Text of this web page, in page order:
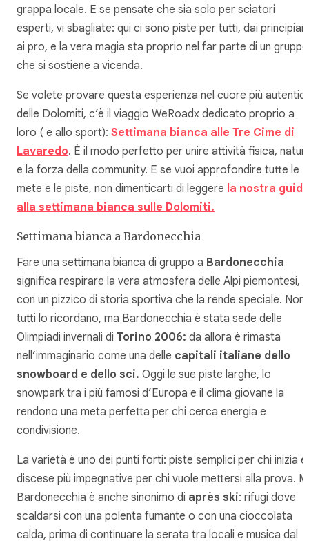
grappa locale. E se pensate che sia solo per sciatori
esperti, vi sbagliate: qui ci sono piste per tutti, dai
ai pro, e la vera magia sta proprio nel far parte di un gruppo
che si sostiene a vicenda.
Se volete provare questa esperienza nel cuore più
delle Dolomiti, c’è il viaggio WeRoadx dedicato proprio a
loro ( e allo sport): Settimana bianca alle Tre Cime di
Lavaredo. È il modo perfetto per unire attività fisica,
e la forza della community. E se vuoi approfondire tutte le
mete e le piste, non dimenticarti di leggere la nostra guida
alla settimana bianca sulle Dolomiti.
Settimana bianca a Bardonecchia
Fare una settimana bianca di gruppo a Bardonecchia
significa respirare la vera atmosfera delle Alpi piemontesi,
con un pizzico di storia sportiva che la rende speciale. Non
tutti lo ricordano, ma Bardonecchia è stata sede delle
Olimpiadi invernali di Torino 2006: da allora è rimasta
nell’immaginario come una delle capitali italiane dello
snowboard e dello sci. Oggi le sue piste larghe, lo
snowpark tra i più famosi d’Europa e il clima giovane la
rendono una meta perfetta per chi cerca energia e
condivisione.
La varietà è uno dei punti forti: piste semplici per chi inizia e
discese più impegnative per chi vuole mettersi alla prova.
Bardonecchia è anche sinonimo di après ski: rifugi dove
scaldarsi con una polenta fumante o con una cioccolata
calda, prima di continuare la serata tra locali e musica dal